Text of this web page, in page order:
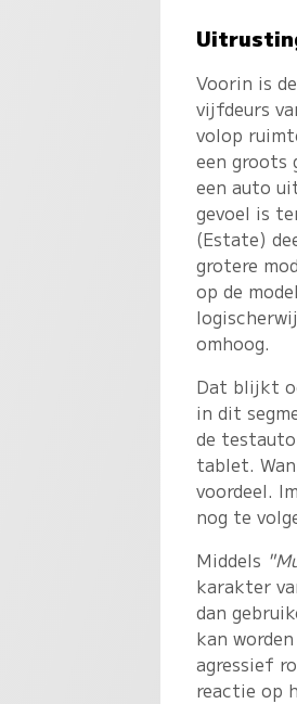
Voorin is
vijfdeurs
volop
een groots
een auto
gevoel is
(Estate)
grotere
op de
omhoog.
Dat blijkt
in dit
de
tablet.
voordeel.
nog te
Middels
karakter
dan
kan
agressief
reactie op